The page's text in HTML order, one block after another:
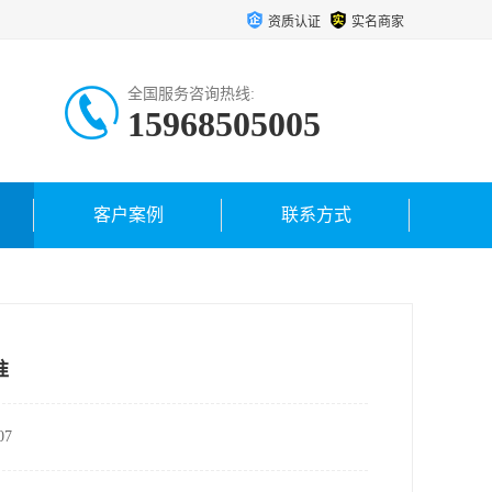
资质认证 实名商家
全国服务咨询热线:
15968505005
客户案例 联系方式